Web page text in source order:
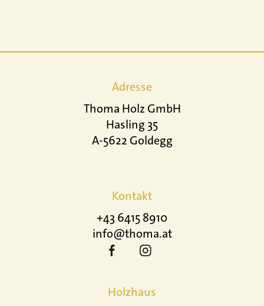
Adresse
Thoma Holz GmbH
Hasling 35
A-5622 Goldegg
Kontakt
+43 6415 8910
info@thoma.at
Holzhaus